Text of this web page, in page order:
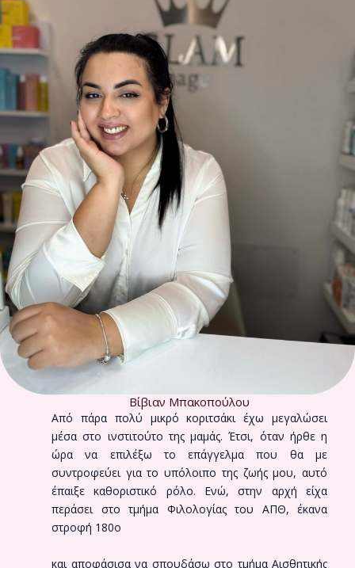
Βίβιαν Μπακοπούλου
Από πάρα πολύ μικρό κοριτσάκι έχω μεγαλώσει
μέσα στο ινστιτούτο της μαμάς. Έτσι, όταν ήρθε η
ώρα να επιλέξω το επάγγελμα που θα με
συντροφεύει για το υπόλοιπο της ζωής μου, αυτό
έπαιξε καθοριστικό ρόλο. Ενώ, στην αρχή είχα
περάσει στο τμήμα Φιλολογίας του ΑΠΘ, έκανα
στροφή 180ο
και αποφάσισα να σπουδάσω στο τμήμα Αισθητικής